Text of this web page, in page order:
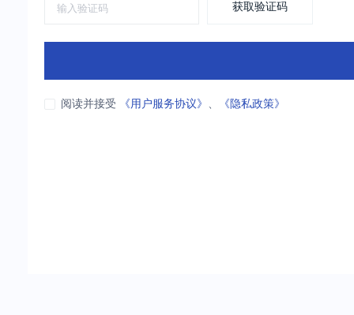
获取验证码
阅读并接受 《用户服务协议》 、 《隐私政策》